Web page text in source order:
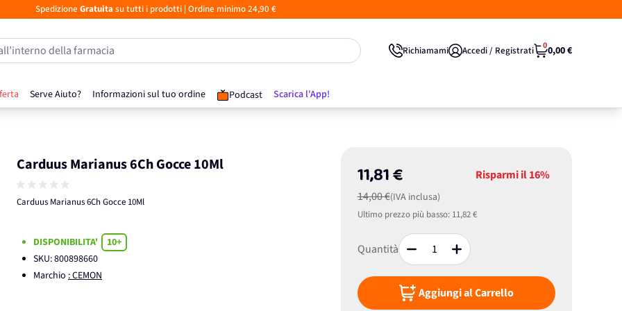
Spedizione Gratuita su tutti i prodotti| Ordine minimo 24,90 €
Serve Aiuto? Informazioni sul tuo ordine Podcast Scarica l'App!
della farmacia Richiamami Accedi / Registrati 00,00 €
Carduus Marianus 6Ch Gocce 10Ml
Carduus Marianus 6Ch Gocce 10Ml
11,81 €
14,00 €(IVA inclusa)
Risparmi il16%
Ultimo prezzo più basso: 11,82 €
Quantità
Aggiungi al Carrello
DISPONIBILITA'
10+
SKU:800898660
Marchio : CEMON